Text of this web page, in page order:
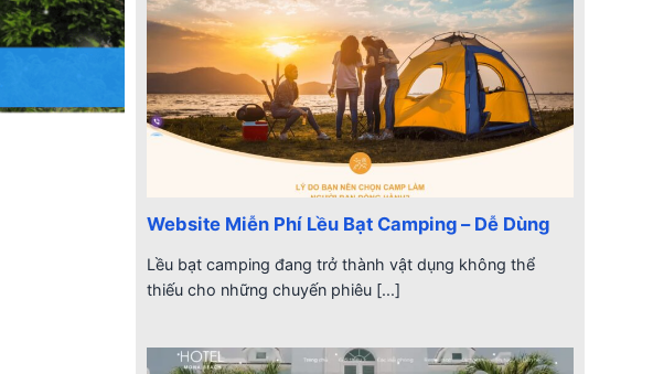
Website Miễn Phí Lều Bạt Camping – Dễ Dùng
Lều bạt camping đang trở thành vật dụng không thể
thiếu cho những chuyến phiêu [...]